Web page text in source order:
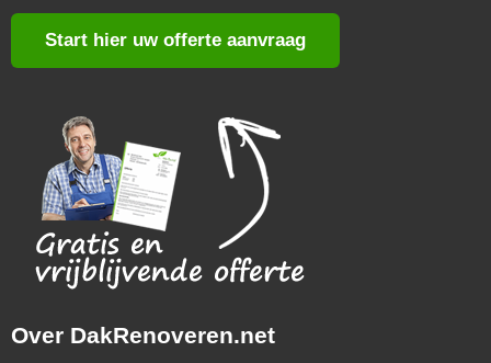
Start hier uw offerte aanvraag
Over DakRenoveren.net